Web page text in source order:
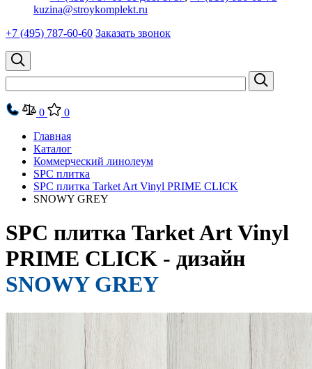
kuzina@stroykomplekt.ru
+7 (495) 787-60-60 Заказать звонок
0
0
Главная
Каталог
Коммерческий линолеум
SPC плитка
SPC плитка Tarket Art Vinyl PRIME CLICK
SNOWY GREY
SPC плитка Tarket Art Vinyl
PRIME CLICK - дизайн
SNOWY GREY